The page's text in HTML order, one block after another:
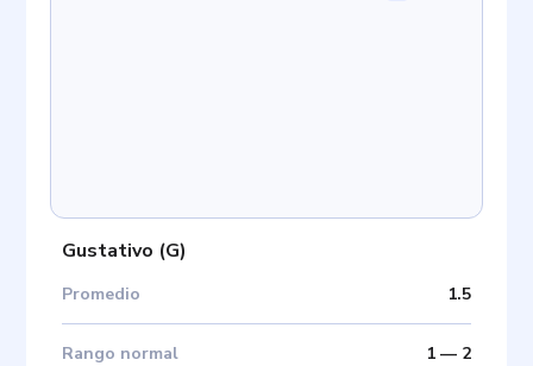
Gustativo (G)
Promedio 1.5
Rango normal 1— 2